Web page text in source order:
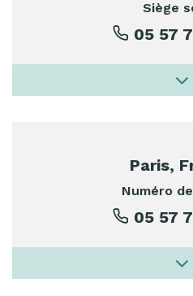
Siège
05 57
Paris,
Numéro
05 57